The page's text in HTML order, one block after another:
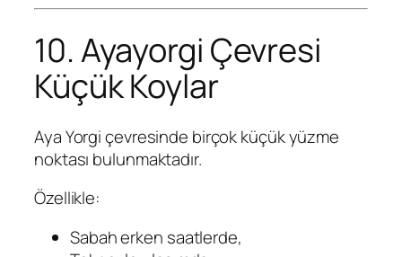
10. Ayayorgi Çevresi
Küçük Koylar
Aya Yorgi çevresinde birçok küçük yüzme
noktası bulunmaktadır.
Özellikle:
Sabah erken saatlerde,